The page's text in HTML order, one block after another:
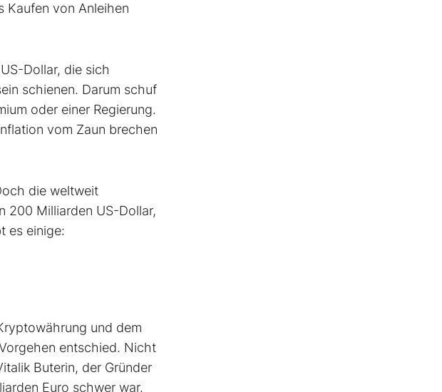
Kaufen von Anleihen
Dollar, die sich
schienen. Darum schuf
oder einer Regierung.
vom Zaun brechen
die weltweit
200 Milliarden US-Dollar,
es einige:
und dem
entschied. Nicht
Buterin, der Gründer
Euro schwer war.